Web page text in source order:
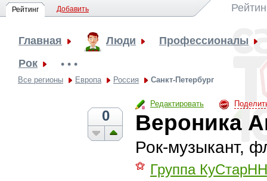
Рейтинг Добавить
Главная Люди
Профессионалы
Рок
• • •
Все регионы Европа Россия Санкт-Петербург
Редактировать
0 Вероника
Рок-музыкант,
⚝ Группа